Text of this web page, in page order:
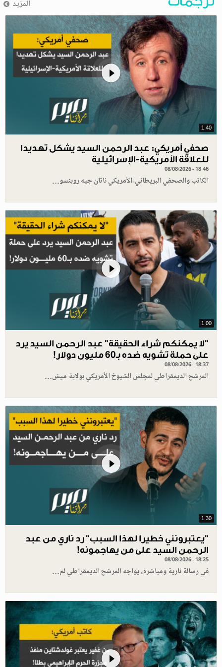
المزيد
1.40
صحفي أمريكي: عبد الرحمن السيد يشكل تهديدا
للعلاقة الأمريكية-الإسرائيلية
08/08/2026 - 18:46
الكاتب والصحفي البريطاني-الأمريكي ناثان جيه روبنسو…
1.00
"لا يمكنكم شراء الحقيقة" عبد الرحمن السيد يرد
على حملة تشويه ضده بـ60 مليون دولار!
08/08/2026 - 18:37
المرشح الديمقراطي لمجلس الشيوخ الأمريكي بولاية ميش…
1.30
"يعتبرونني خطيرا لهذا السبب" رد ناري من عبد
الرحمن السيد على من يهاجمونه!
08/08/2026 - 18:25
في رسالة نارية ومباشرة، يواجه المرشح الديمقراطي لم…